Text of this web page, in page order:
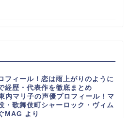
フィール！恋は雨上がりのように
経歴・代表作を徹底まとめ
内マリ子の声優プロフィール！マ
・歌舞伎町シャーロック・ヴィム
MAG より